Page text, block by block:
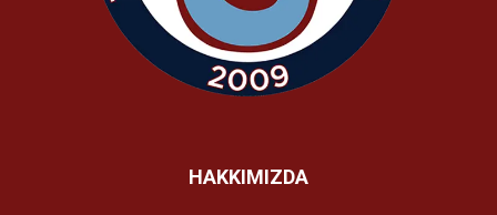
HAKKIMIZDA